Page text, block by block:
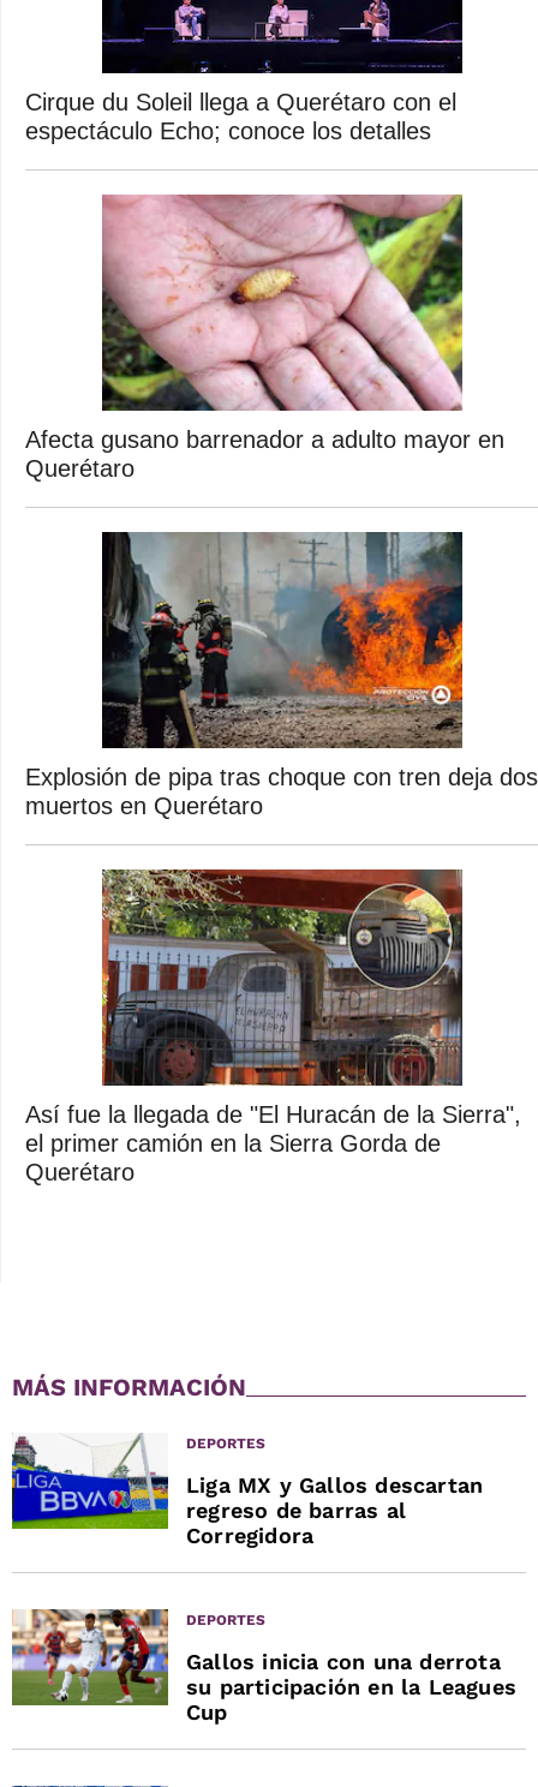
Cirque du Soleil llega a Querétaro con el
espectáculo Echo; conoce los detalles
Afecta gusano barrenador a adulto mayor en
Querétaro
Explosión de pipa tras choque con tren deja dos
muertos en Querétaro
Así fue la llegada de "El Huracán de la Sierra",
el primer camión en la Sierra Gorda de
Querétaro
MÁS INFORMACIÓN
DEPORTES
Liga MX y Gallos descartan
regreso de barras al
Corregidora
DEPORTES
Gallos inicia con una derrota
su participación en la Leagues
Cup